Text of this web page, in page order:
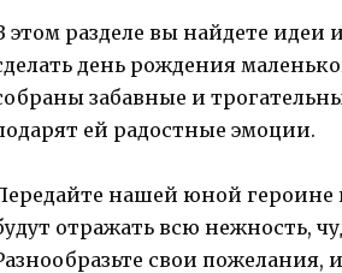
этом разделе вы найдете
день рождения
забавные и
ей радостные эмоции.
нашей юной героине
отражать всю нежность,
свои